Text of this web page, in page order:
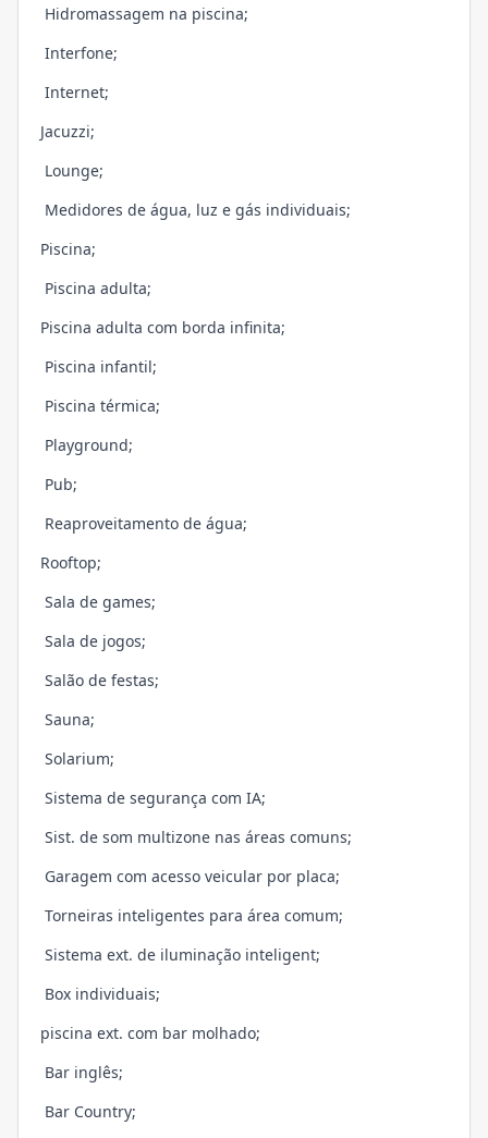
Hidromassagem na piscina;
Interfone;
Internet;
Jacuzzi;
Lounge;
Medidores de água, luz e gás individuais;
Piscina;
Piscina adulta;
Piscina adulta com borda infinita;
Piscina infantil;
Piscina térmica;
Playground;
Pub;
Reaproveitamento de água;
Rooftop;
Sala de games;
Sala de jogos;
Salão de festas;
Sauna;
Solarium;
Sistema de segurança com IA;
Sist. de som multizone nas áreas comuns;
Garagem com acesso veicular por placa;
Torneiras inteligentes para área comum;
Sistema ext. de iluminação inteligent;
Box individuais;
piscina ext. com bar molhado;
Bar inglês;
Bar Country;